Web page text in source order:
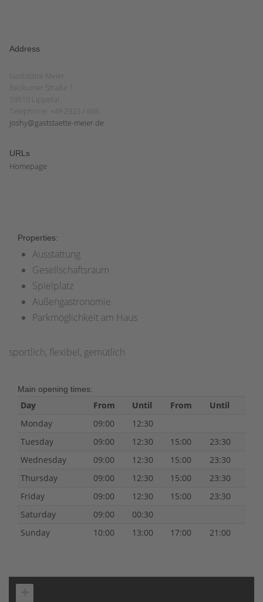
Address
Gaststätte Meier
Beckumer Straße 1
59510 Lippetal
Telephone: +49 2923 / 498
joshy@gaststaette-meier.de
URLs
Homepage
Properties:
Ausstattung
Gesellschaftsraum
Spielplatz
Außengastronomie
Parkmöglichkeit am Haus
sportlich, flexibel, gemütlich
Main opening times:
Day From Until From
Until
Monday
09:00
12:30
Tuesday
09:00 12:30 15:00
23:30
Wednesday
09:00 12:30 15:00
23:30
Thursday
09:00 12:30 15:00
23:30
Friday
09:00 12:30 15:00
23:30
Saturday
09:00
00:30
Sunday
10:00 13:00 17:00 21:00